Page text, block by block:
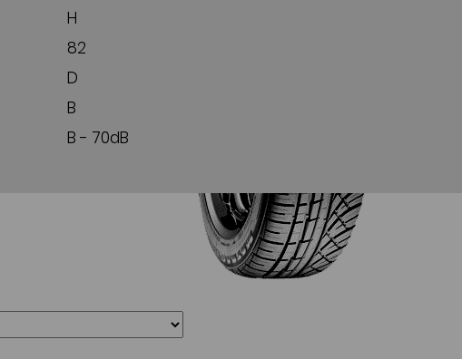
H
82
D
B
B - 70dB